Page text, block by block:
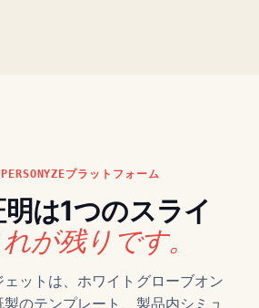
プラットフォーム
は1つのスライ
が残りです。
ットは、ホワイトグローブオン
のテンプレート、製品内シミュ